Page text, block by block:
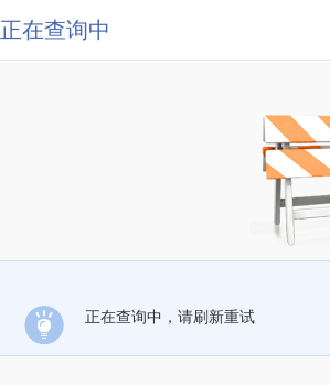
正在查询中
正在查询中，请刷新重试